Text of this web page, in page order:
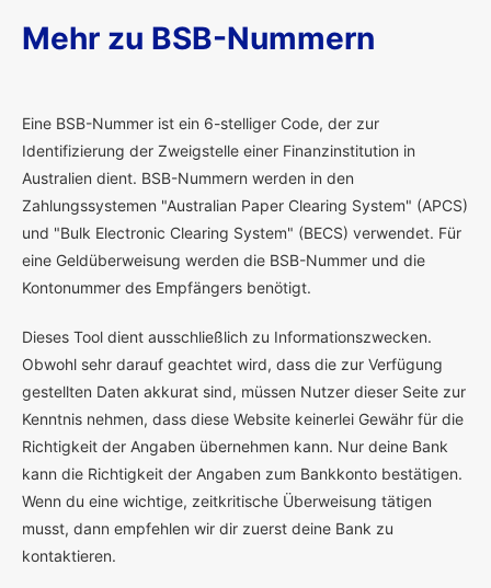
Mehr zu BSB-Nummern
Eine BSB-Nummer ist ein 6-stelliger Code, der zur
Identifizierung der Zweigstelle einer Finanzinstitution in
Australien dient. BSB-Nummern werden in den
Zahlungssystemen "Australian Paper Clearing System" (APCS)
und "Bulk Electronic Clearing System" (BECS) verwendet. Für
eine Geldüberweisung werden die BSB-Nummer und die
Kontonummer des Empfängers benötigt.
Dieses Tool dient ausschließlich zu Informationszwecken.
Obwohl sehr darauf geachtet wird, dass die zur Verfügung
gestellten Daten akkurat sind, müssen Nutzer dieser Seite zur
Kenntnis nehmen, dass diese Website keinerlei Gewähr für die
Richtigkeit der Angaben übernehmen kann. Nur deine Bank
kann die Richtigkeit der Angaben zum Bankkonto bestätigen.
Wenn du eine wichtige, zeitkritische Überweisung tätigen
musst, dann empfehlen wir dir zuerst deine Bank zu
kontaktieren.